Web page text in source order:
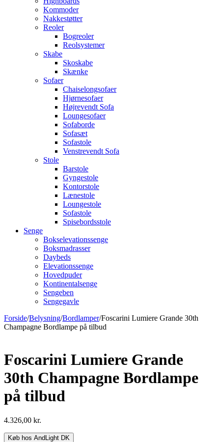
Kommoder
Nakkestøtter
Reoler
Bogreoler
Reolsystemer
Skabe
Skoskabe
Skænke
Sofaer
Chaiselongsofaer
Hjørnesofaer
Højrevendt Sofa
Loungesofaer
Sofaborde
Sofasæt
Sofastole
Venstrevendt Sofa
Stole
Barstole
Gyngestole
Kontorstole
Lænestole
Loungestole
Sofastole
Spisebordsstole
Senge
Bokselevationssenge
Boksmadrasser
Daybeds
Elevationssenge
Hovedpuder
Kontinentalsenge
Sengeben
Sengegavle
Forside/Belysning/Bordlamper/Foscarini Lumiere Grande 30th
Champagne Bordlampe på tilbud
Foscarini Lumiere Grande
30th Champagne Bordlampe
på tilbud
4.326,00 kr.
Køb hos AndLight DK